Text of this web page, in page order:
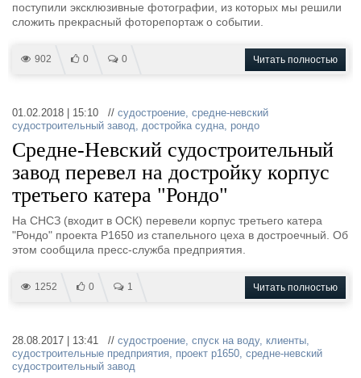
поступили эксклюзивные фотографии, из которых мы решили
сложить прекрасный фоторепортаж о событии.
902 0 0 Читать полностью
01.02.2018 | 15:10 // судостроение, средне-невский
судостроительный завод, достройка судна, рондо
Средне-Невский судостроительный
завод перевел на достройку корпус
третьего катера "Рондо"
На СНСЗ (входит в ОСК) перевели корпус третьего катера
"Рондо" проекта Р1650 из стапельного цеха в достроечный. Об
этом сообщила пресс-служба предприятия.
1252 0 1 Читать полностью
28.08.2017 | 13:41 // судостроение, спуск на воду, клиенты,
судостроительные предприятия, проект р1650, средне-невский
судостроительный завод